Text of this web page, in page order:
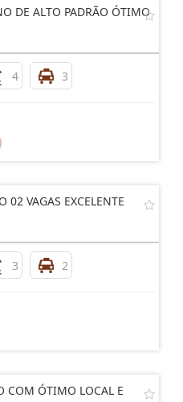
DE ALTO PADRÃO ÓTIMO
4 3
02 VAGAS EXCELENTE
3 2
COM ÓTIMO LOCAL E